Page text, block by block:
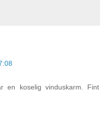
en koselig vinduskarm. Fint